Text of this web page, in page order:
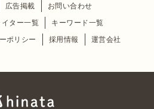
広告掲載
お問い合わせ
イター一覧
キーワード一覧
ポリシー 採用情報 運営会社